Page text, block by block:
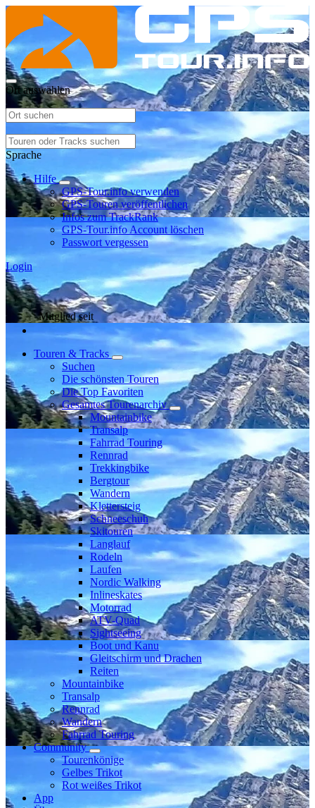
Ort auswählen
Sprache
Hilfe
GPS-Tour.info verwenden
GPS-Touren veröffentlichen
Infos zum TrackRank
GPS-Tour.info Account löschen
Passwort vergessen
Login
Mitglied seit
Touren & Tracks
Suchen
Die schönsten Touren
Die Top Favoriten
Gesamtes Tourenarchiv
Mountainbike
Transalp
Fahrrad Touring
Rennrad
Trekkingbike
Bergtour
Wandern
Klettersteig
Schneeschuh
Skitouren
Langlauf
Rodeln
Laufen
Nordic Walking
Inlineskates
Motorrad
ATV-Quad
Sightseeing
Boot und Kanu
Gleitschirm und Drachen
Reiten
Mountainbike
Transalp
Rennrad
Wandern
Fahrrad Touring
Community
Tourenkönige
Gelbes Trikot
Rot weißes Trikot
App